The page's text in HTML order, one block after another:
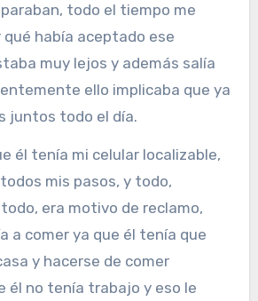
todo el tiempo me
qué había aceptado ese
muy lejos y además salía
ello implicaba que ya
juntos todo el día.
él tenía mi celular localizable,
mis pasos, y todo,
era motivo de reclamo,
a comer ya que él tenía que
y hacerse de comer
él no tenía trabajo y eso le